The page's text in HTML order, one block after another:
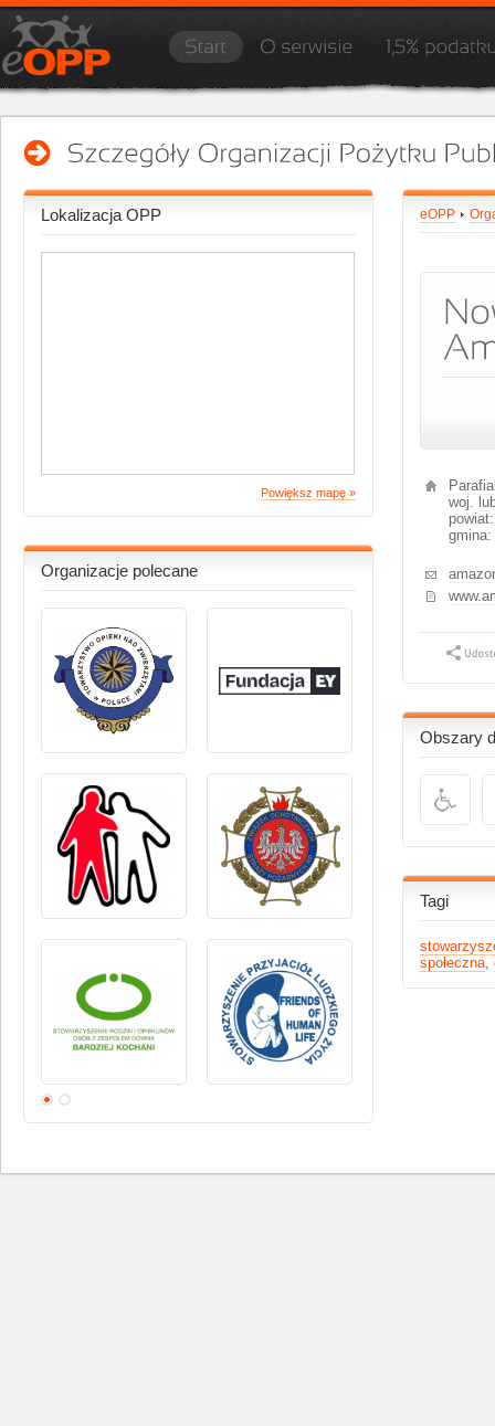
Lokalizacja OPP
Powiększ mapę »
Organizacje polecane
eOPP
woj.
gmina:
Obszary
Tagi
społeczna,